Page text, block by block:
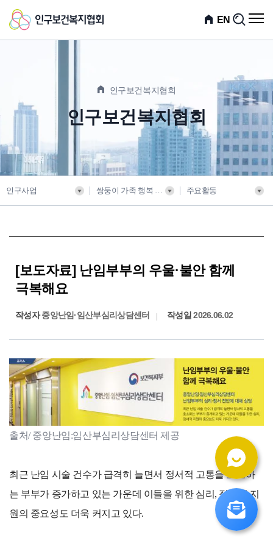
인
구
복
협
회
EN
검
전
메
인구보건복지협회
인구보건복지협회
인구사업 쌍둥이 가족 행복 네트워크 주요활동
[보도자료] 난임부부의 우울·불안 함께
극복해요
작성자중앙난임·임산부심리상담센터 작성일 2026.06.02
출처/ 중앙난임:임산부심리상담센터 제공
최근 난임 시술 건수가 급격히 늘면서 정서적 고통을 호소하
는 부부가 증가하고 있는 가운데 이들을 위한 심리, 정서적 지
원의 중요성도 더욱 커지고 있다.